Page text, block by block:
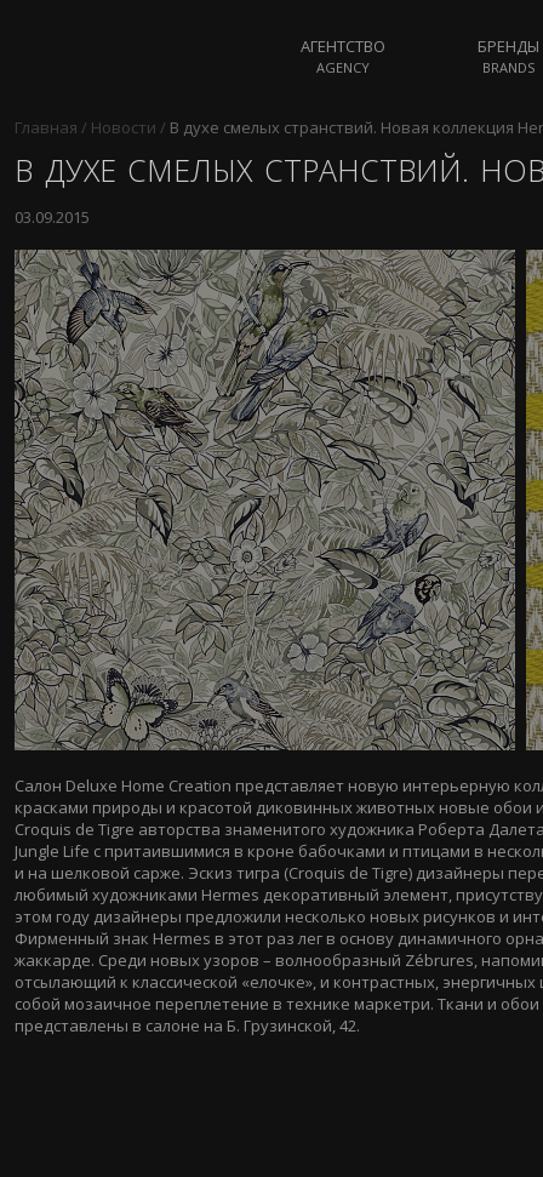
АГЕНТСТВО
AGENCY
БРЕНДЫ
BRANDS
Главная / Новости / В духе смелых странствий. Новая коллекция
В ДУХЕ СМЕЛЫХ СТРАНСТВИЙ.
03.09.2015
Салон Deluxe Home Creation представляет новую интерьерную
красками природы и красотой диковинных животных новые обои
Croquis de Tigre авторства знаменитого художника Роберта
Jungle Life c притаившимися в кроне бабочками и птицами в
и на шелковой сарже. Эскиз тигра (Croquis de Tigre) дизайнеры
любимый художниками Hermes декоративный элемент,
этом году дизайнеры предложили несколько новых рисунков и
Фирменный знак Hermes в этот раз лег в основу динамичного
жаккарде. Среди новых узоров – волнообразный Zébrures,
отсылающий к классической «елочке», и контрастных,
собой мозаичное переплетение в технике маркетри. Ткани и
представлены в салоне на Б. Грузинской, 42.